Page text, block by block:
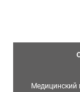
Медицинский